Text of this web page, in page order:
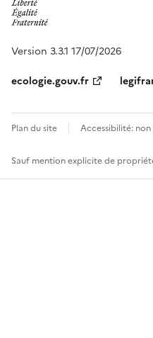
Version 3.3.1 17/07/2026
ecologie.gouv.fr
Plan du site Accessibilité:
Sauf mention explicite de